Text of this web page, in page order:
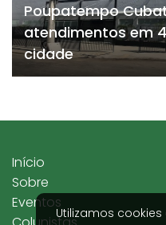
Poupatempo
atendimentos em
cidade
Utilizamos
Início
Sobre
Eventos